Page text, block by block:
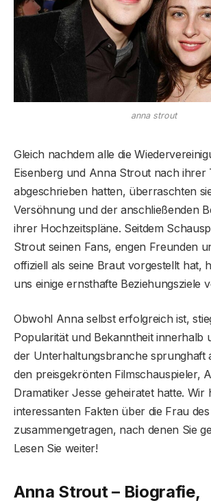
anna strout
Gleich nachdem alle die
Eisenberg und Anna Strout nach ihrer
abgeschrieben hatten, überraschten
Versöhnung und der anschließenden
ihrer Hochzeitspläne. Seitdem
Strout seinen Fans, engen Freunden
offiziell als seine Braut vorgestellt hat,
uns einige ernsthafte Beziehungsziele
Obwohl Anna selbst erfolgreich ist,
Popularität und Bekanntheit innerhalb
der Unterhaltungsbranche sprunghaft
den preisgekrönten Filmschauspieler,
Dramatiker Jesse geheiratet hatte. Wir
interessanten Fakten über die Frau
zusammengetragen, nach denen Sie
Lesen Sie weiter!
Anna Strout – Biografie,